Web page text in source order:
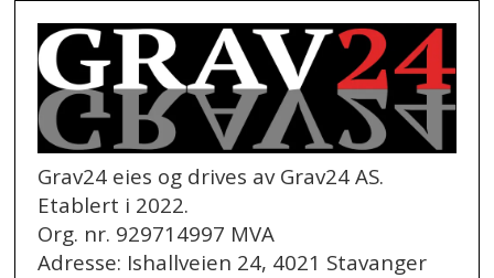
Grav24 eies og drives av Grav24 AS.
Etablert i 2022.
Org. nr. 929714997 MVA
Adresse: Ishallveien 24, 4021 Stavanger